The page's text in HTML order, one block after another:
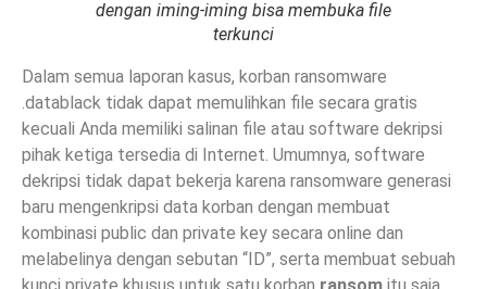
dengan iming-iming bisa membuka file
terkunci
Dalam semua laporan kasus, korban ransomware
.datablack tidak dapat memulihkan file secara gratis
kecuali Anda memiliki salinan file atau software dekripsi
pihak ketiga tersedia di Internet. Umumnya, software
dekripsi tidak dapat bekerja karena ransomware generasi
baru mengenkripsi data korban dengan membuat
kombinasi public dan private key secara online dan
melabelinya dengan sebutan “ID”, serta membuat sebuah